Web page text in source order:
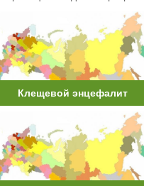
Клещевой энцефалит